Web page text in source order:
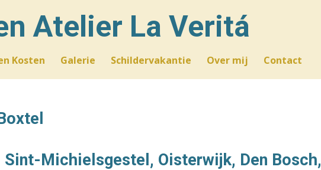
Atelier La Veritá
Kosten Galerie Schildervakantie Over mij Contact
Michielsgestel, Oisterwijk, Den Bosch,